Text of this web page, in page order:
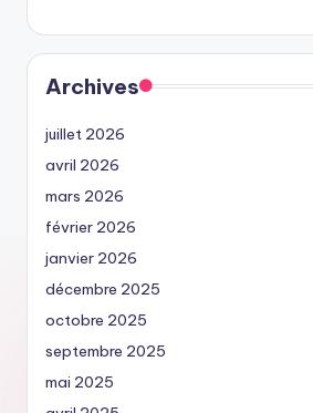
Archives
juillet 2026
avril 2026
mars 2026
février 2026
janvier 2026
décembre 2025
octobre 2025
septembre 2025
mai 2025